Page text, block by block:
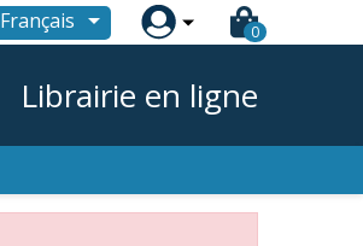
Français  0
Librairie en ligne